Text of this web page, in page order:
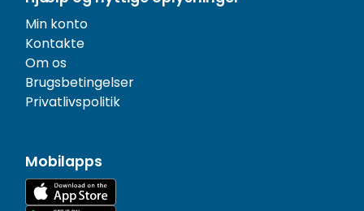
Min konto
Kontakte
Om os
Brugsbetingelser
Privatlivspolitik
Mobilapps